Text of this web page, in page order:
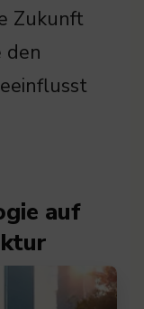
Zukunft
den
auf